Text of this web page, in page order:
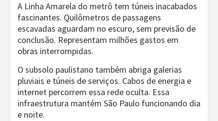
A Linha Amarela do metrô tem túneis inacabados
fascinantes. Quilômetros de passagens
escavadas aguardam no escuro, sem previsão de
conclusão. Representam milhões gastos em
obras interrompidas.
O subsolo paulistano também abriga galerias
pluviais e túneis de serviços. Cabos de energia e
internet percorrem essa rede oculta. Essa
infraestrutura mantém São Paulo funcionando dia
e noite.